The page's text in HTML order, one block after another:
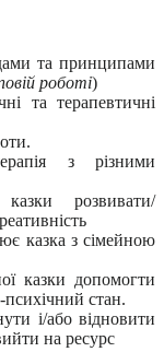
та принципами
роботі)
та терапевтичні
з різними
розвивати/
казка з сімейною
казки допомогти
психічний стан.
і/або відновити
на ресурс